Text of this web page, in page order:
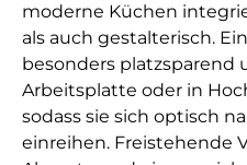
moderne Küchen
als auch gestalterisch.
besonders platzsparend
Arbeitsplatte oder in
sodass sie sich optisch
einreihen. Freistehende